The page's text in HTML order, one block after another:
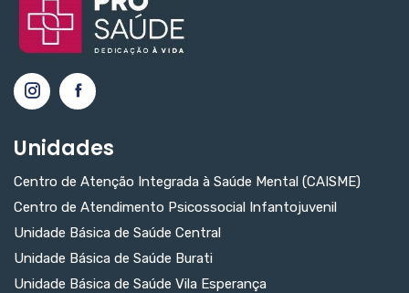
Unidades
Centro de Atenção Integrada à Saúde Mental (CAISME)
Centro de Atendimento Psicossocial Infantojuvenil
Unidade Básica de Saúde Central
Unidade Básica de Saúde Burati
Unidade Básica de Saúde Vila Esperança